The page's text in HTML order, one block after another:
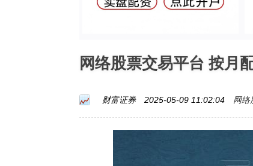
网络股票交易平台 按月
财富证券 2025-05-09 11:02:04 网络